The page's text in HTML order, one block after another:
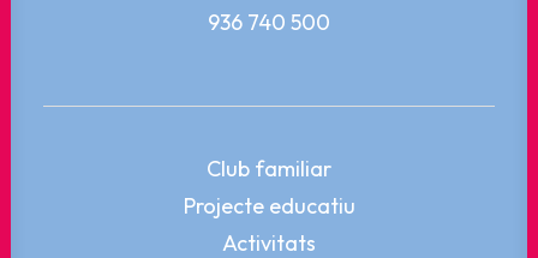
936 740 500
Club familiar
Projecte educatiu
Activitats